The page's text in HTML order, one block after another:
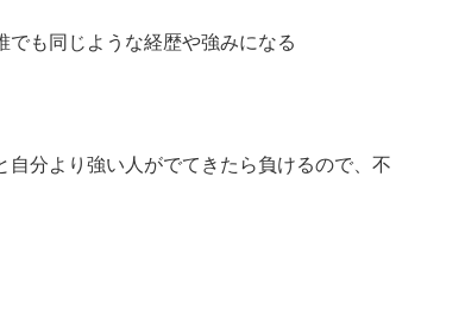
でも同じような経歴や強みになる
自分より強い人がでてきたら負けるので、不